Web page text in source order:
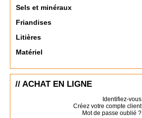
Sels et minéraux
Friandises
Litières
Matériel
// ACHAT EN LIGNE
Identifiez-vous
Créez votre compte client
Mot de passe oublié ?